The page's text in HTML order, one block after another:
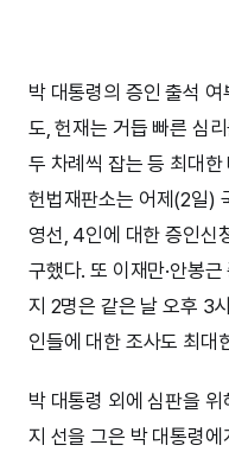
박 대통령의 증인 출석
도, 헌재는 거듭 빠른 심
두 차례씩 잡는 등 최대
헌법재판소는 어제(2일)
영선, 4인에 대한 증인신
구했다. 또 이재만·안봉
지 2명은 같은 날 오후 3
인들에 대한 조사도 최대
박 대통령 외에 심판을
지 선을 그은 박 대통령